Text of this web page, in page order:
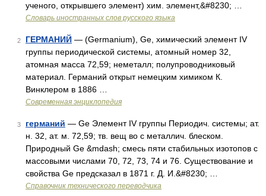
ученого, открывшего элемент) хим. элемент,&#8230; …
Словарь иностранных слов русского языка
2 ГЕРМАНИЙ — (Germanium), Ge, химический элемент IV
группы периодической системы, атомный номер 32,
атомная масса 72,59; неметалл; полупроводниковый
материал. Германий открыт немецким химиком К.
Винклером в 1886 …
Современная энциклопедия
3 германий — Ge Элемент IV группы Периодич. системы; ат.
н. 32, ат. м. 72,59; тв. вещ во с металлич. блеском.
Природный Ge &mdash; смесь пяти стабильных изотопов с
массовыми числами 70, 72, 73, 74 и 76. Существование и
свойства Ge предсказал в 1871 г. Д. И.&#8230; …
Справочник технического переводчика